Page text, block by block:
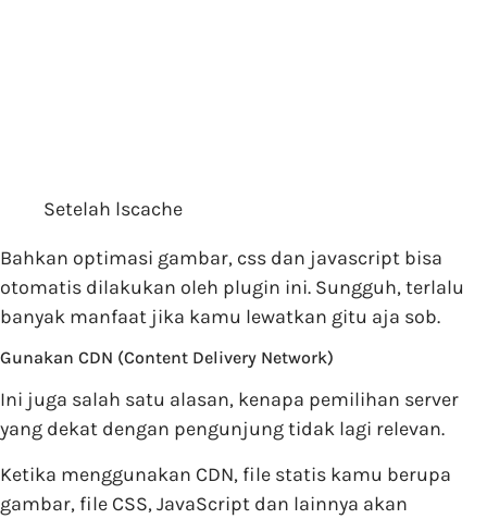
Setelah lscache
Bahkan optimasi gambar, css dan javascript bisa
otomatis dilakukan oleh plugin ini. Sungguh, terlalu
banyak manfaat jika kamu lewatkan gitu aja sob.
Gunakan CDN (Content Delivery Network)
Ini juga salah satu alasan, kenapa pemilihan server
yang dekat dengan pengunjung tidak lagi relevan.
Ketika menggunakan CDN, file statis kamu berupa
gambar, file CSS, JavaScript dan lainnya akan